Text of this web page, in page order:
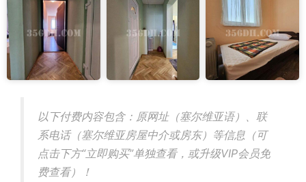
以下付费内容包含：原网址（塞尔维亚语）、联
系电话（塞尔维亚房屋中介或房东）等信息（可
点击下方“立即购买”单独查看，或升级VIP会员免
费查看）！